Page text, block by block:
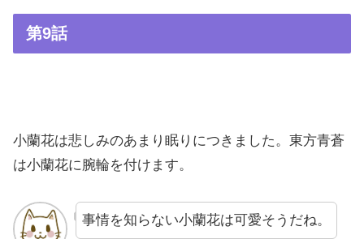
第9話
小蘭花は悲しみのあまり眠りにつきました。東方青蒼
は小蘭花に腕輪を付けます。
事情を知らない小蘭花は可愛そうだね。